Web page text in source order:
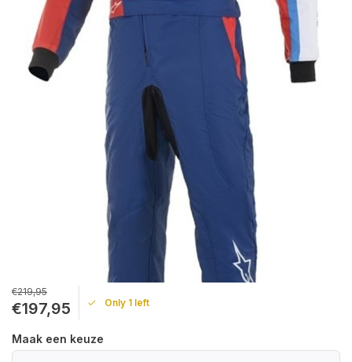
€219,95
€197,95 Only 1 left
Maak een keuze